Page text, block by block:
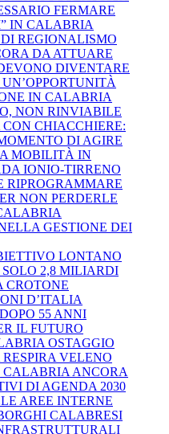
FERMARE
IN CALABRIA
REGIONALISMO
DA ATTUARE
DIVENTARE
IN CALABRIA
NON RINVIABILE
CHIACCHIERE:
DI AGIRE
MOBILITÀ IN
IONIO-TIRRENO
RIPROGRAMMARE
NON PERDERLE
GESTIONE DEI
LONTANO
2,8 MILIARDI
CROTONE
D’ITALIA
55 ANNI
IL FUTURO
OSTAGGIO
VELENO
CALABRIA ANCORA
DI AGENDA 2030
AREE INTERNE
CALABRESI